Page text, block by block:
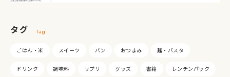
タグ Tag
ごはん・米 スイーツ パン おつまみ 麺・パスタ
ドリンク 調味料 サプリ グッズ 書籍 レンチンパック